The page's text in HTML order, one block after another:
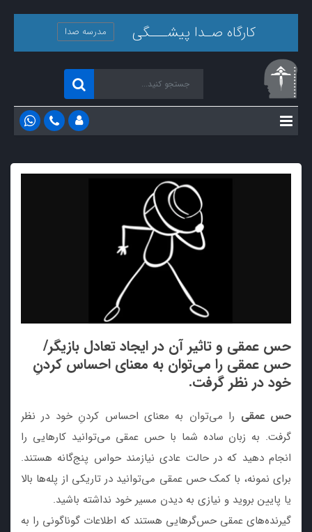
کارگاه صـدا پیشـــگی مدرسه صدا
حس عمقی و تاثیر آن در ایجاد تعادل بازیگر/
حس عمقی را می‌توان به معنای احساس کردنِ
خود در نظر گرفت.
حس عمقی را می‌توان به معنای احساس کردنِ خود در نظر
گرفت. به زبان ساده شما با حس عمقی می‌توانید کارهایی را
انجام دهید که در حالت عادی نیازمند حواس پنج‌گانه هستند.
برای نمونه، با کمک حس عمقی می‌توانید در تاریکی از پله‌ها بالا
یا پایین بروید و نیازی به دیدن مسیر خود نداشته باشید.
گیرنده‌های عمقی حس‌گرهایی هستند که اطلاعات گوناگونی را به